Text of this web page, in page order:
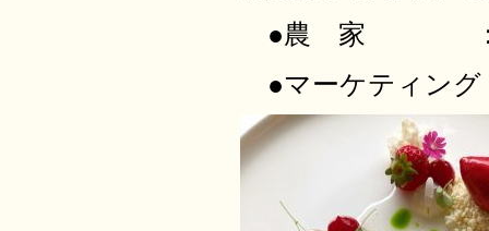
●農 家 ：「ぜ
●マーケティング